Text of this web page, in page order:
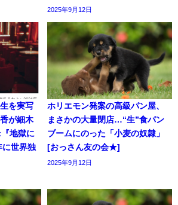
2025年9月12日
を実写
が細木
地獄に
世界独
ホリエモン発案の高級パン屋、
まさかの大量閉店…“生”食パン
ブームにのった「小麦の奴隷」
[おっさん友の会★]
2025年9月12日